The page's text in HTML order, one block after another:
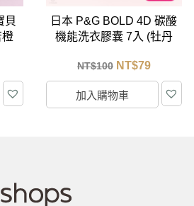
酸
丹
日本 P&G BOLD 4D 碳酸
機能洗衣膠囊 7入 (白金
NT$100 NT$79
加入購物車